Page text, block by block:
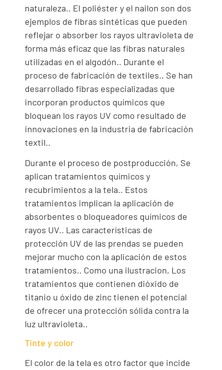
naturaleza.. El poliéster y el nailon son dos
ejemplos de fibras sintéticas que pueden
reflejar o absorber los rayos ultravioleta de
forma más eficaz que las fibras naturales
utilizadas en el algodón.. Durante el
proceso de fabricación de textiles., Se han
desarrollado fibras especializadas que
incorporan productos químicos que
bloquean los rayos UV como resultado de
innovaciones en la industria de fabricación
textil..
Durante el proceso de postproducción, Se
aplican tratamientos químicos y
recubrimientos a la tela.. Estos
tratamientos implican la aplicación de
absorbentes o bloqueadores químicos de
rayos UV.. Las características de
protección UV de las prendas se pueden
mejorar mucho con la aplicación de estos
tratamientos.. Como una ilustracion, Los
tratamientos que contienen dióxido de
titanio u óxido de zinc tienen el potencial
de ofrecer una protección sólida contra la
luz ultravioleta..
Tinte y color
El color de la tela es otro factor que incide